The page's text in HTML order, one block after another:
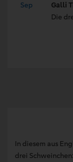
Sep
Galli
Die
In diesem aus
drei